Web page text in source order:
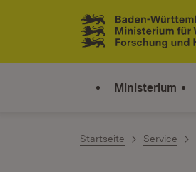
Zum Inhalt springen
Link zur Startseite
Ministerium
Startseite Service